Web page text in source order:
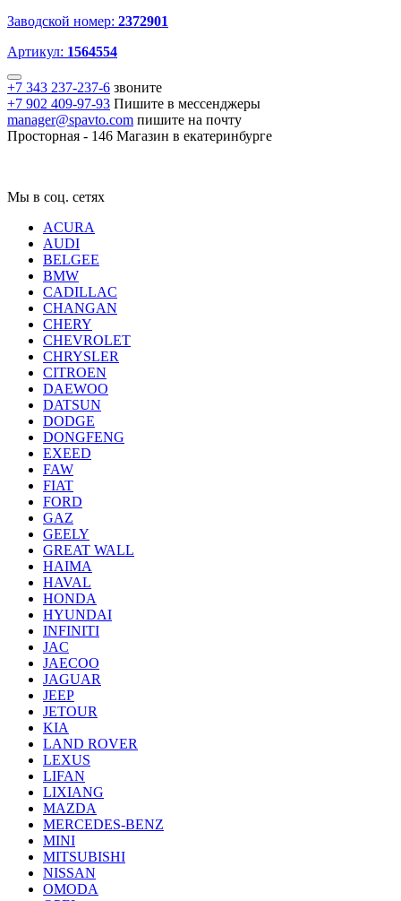
Заводской номер: 2372901
Артикул: 1564554
+7 343 237-237-6 звоните
+7 902 409-97-93 Пишите в мессенджеры
manager@spavto.com пишите на почту
Просторная - 146 Магазин в екатеринбурге
Мы в соц. сетях
ACURA
AUDI
BELGEE
BMW
CADILLAC
CHANGAN
CHERY
CHEVROLET
CHRYSLER
CITROEN
DAEWOO
DATSUN
DODGE
DONGFENG
EXEED
FAW
FIAT
FORD
GAZ
GEELY
GREAT WALL
HAIMA
HAVAL
HONDA
HYUNDAI
INFINITI
JAC
JAECOO
JAGUAR
JEEP
JETOUR
KIA
LAND ROVER
LEXUS
LIFAN
LIXIANG
MAZDA
MERCEDES-BENZ
MINI
MITSUBISHI
NISSAN
OMODA